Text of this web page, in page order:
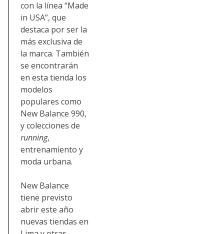
con la línea “Made
in USA”, que
destaca por ser la
más exclusiva de
la marca. También
se encontrarán
en esta tienda los
modelos
populares como
New Balance 990,
y colecciones de
running,
entrenamiento y
moda urbana.
New Balance
tiene previsto
abrir este año
nuevas tiendas en